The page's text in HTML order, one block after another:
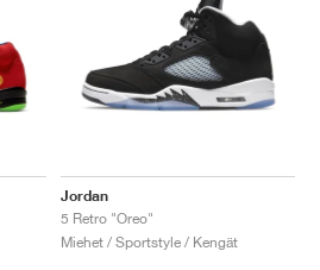
Jordan
5 Retro "Oreo"
Miehet / Sportstyle / Kengät